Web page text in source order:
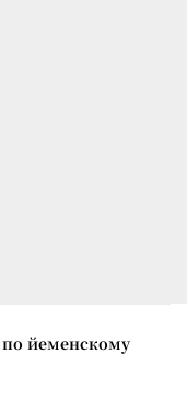
йеменскому